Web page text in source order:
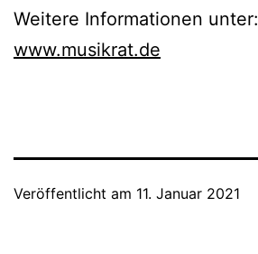
Weitere Informationen unter:
www.musikrat.de
Veröffentlicht am 11. Januar 2021